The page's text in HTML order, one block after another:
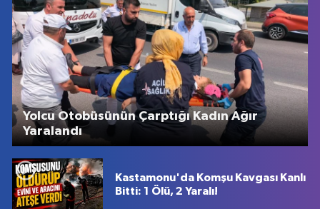
Yolcu Otobüsünün Çarptığı Kadın Ağır
Yaralandı
Kastamonu'da Komşu Kavgası Kanlı
Bitti: 1 Ölü, 2 Yaralı!